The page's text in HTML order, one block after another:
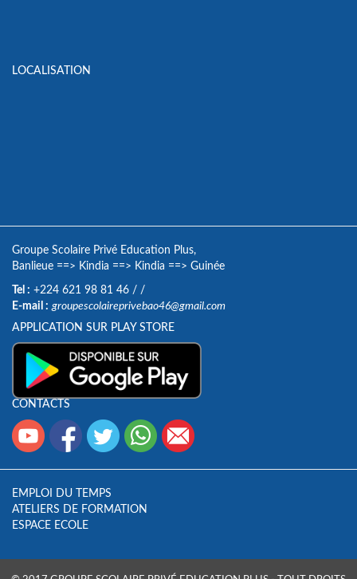
LOCALISATION
Groupe Scolaire Privé Education Plus,
Banlieue ==> Kindia ==> Kindia ==> Guinée
Tel : +224 621 98 81 46 / /
E-mail : groupescolaireprivebao46@gmail.com
APPLICATION SUR PLAY STORE
CONTACTS
EMPLOI DU TEMPS
ATELIERS DE FORMATION
ESPACE ECOLE